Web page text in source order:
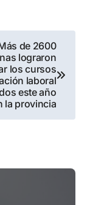
de 2600
lograron
los cursos
laboral
este año
la provincia